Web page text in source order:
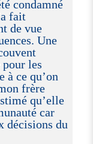
condamné
fait
de vue
Une
pour les
à ce qu’on
frère
qu’elle
car
décisions du